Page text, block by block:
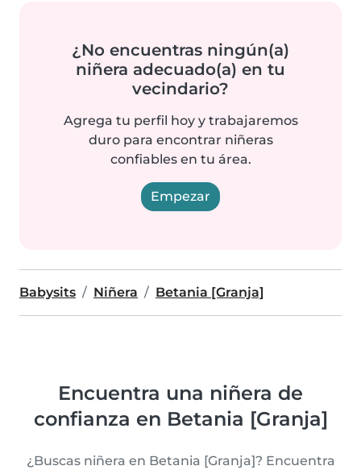
¿No encuentras ningún(a)
niñera adecuado(a) en tu
vecindario?
Agrega tu perfil hoy y trabajaremos
duro para encontrar niñeras
confiables en tu área.
Empezar
Babysits Niñera Betania [Granja]
Encuentra una niñera de
confianza en Betania [Granja]
¿Buscas niñera en Betania [Granja]? Encuentra